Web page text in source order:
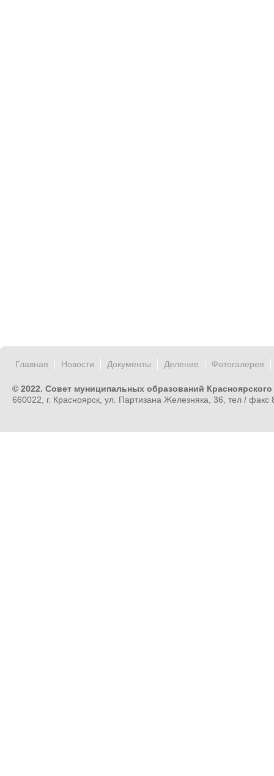
Главная Новости Документы Деление Фотогалерея
© 2022. Совет муниципальных образований Красноярского
660022, г. Красноярск, ул. Партизана Железняка, 36, тел /